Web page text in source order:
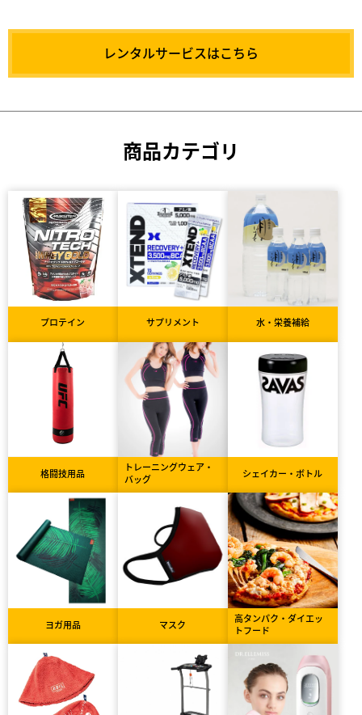
レンタルサービスはこちら
商品カテゴリ
プロテイン サプリメント 水・栄養補給
格闘技用品
トレーニングウェア・
バッグ
シェイカー・ボトル
ヨガ用品 マスク
高タンパク・ダイエッ
トフード